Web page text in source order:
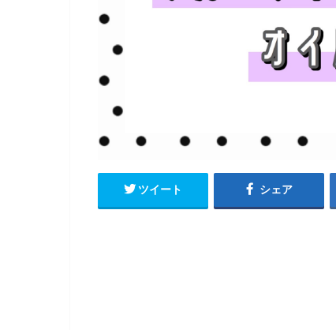
ツイート シェア